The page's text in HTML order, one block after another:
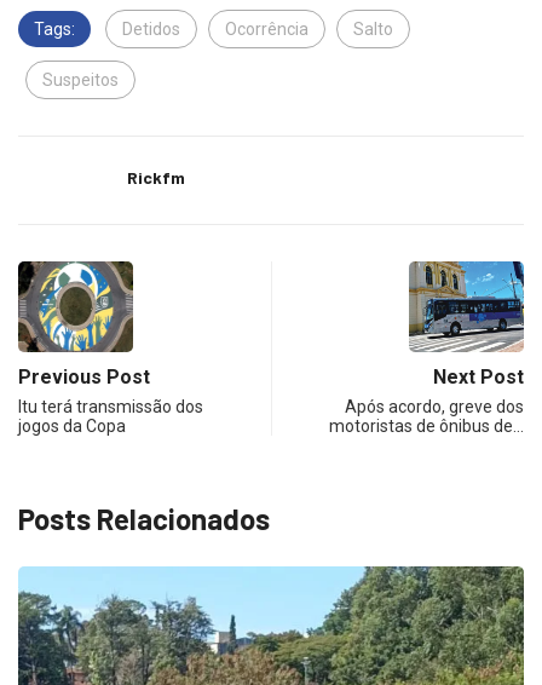
Tags: Detidos Ocorrência Salto
Suspeitos
Rickfm
Previous Post
Itu terá transmissão dos
jogos da Copa
Next Post
Após acordo, greve dos
motoristas de ônibus de…
Posts Relacionados